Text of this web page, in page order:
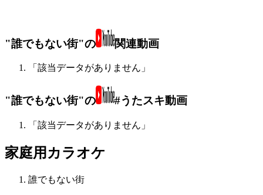
"誰でもない街"の 関連動画
「該当データがありません」
"誰でもない街"の #うたスキ動画
「該当データがありません」
家庭用カラオケ
誰でもない街